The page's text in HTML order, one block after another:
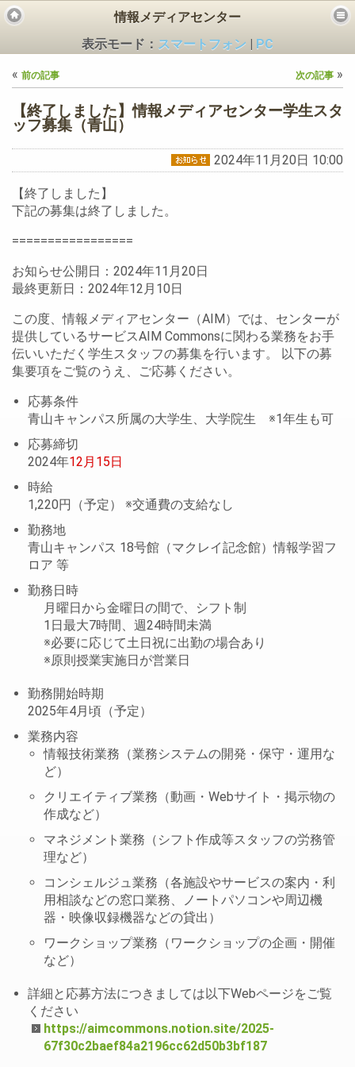
情報メディアセンター
表示モード： スマートフォン
PC
« 前の記事 次の記事 »
【終了しました】情報メディアセンター学生スタ
ッフ募集（青山）
2024年11月20日 10:00
【終了しました】
下記の募集は終了しました。
=================
お知らせ公開日：2024年11月20日
最終更新日：2024年12月10日
この度、情報メディアセンター（AIM）では、センターが
提供しているサービスAIM Commonsに関わる業務をお手
伝いいただく学生スタッフの募集を行います。 以下の募
集要項をご覧のうえ、ご応募ください。
応募条件
青山キャンパス所属の大学生、大学院生 ※1年生も可
応募締切
2024年12月15日
時給
1,220円（予定） ※交通費の支給なし
勤務地
青山キャンパス 18号館（マクレイ記念館）情報学習フ
ロア 等
勤務日時
月曜日から金曜日の間で、シフト制
1日最大7時間、週24時間未満
※必要に応じて土日祝に出勤の場合あり
※原則授業実施日が営業日
勤務開始時期
2025年4月頃（予定）
業務内容
情報技術業務（業務システムの開発・保守・運用な
ど）
クリエイティブ業務（動画・Webサイト・掲示物の
作成など）
マネジメント業務（シフト作成等スタッフの労務管
理など）
コンシェルジュ業務（各施設やサービスの案内・利
用相談などの窓口業務、ノートパソコンや周辺機
器・映像収録機器などの貸出）
ワークショップ業務（ワークショップの企画・開催
など）
詳細と応募方法につきましては以下Webページをご覧
ください
https://aimcommons.notion.site/2025-
67f30c2baef84a2196cc62d50b3bf187